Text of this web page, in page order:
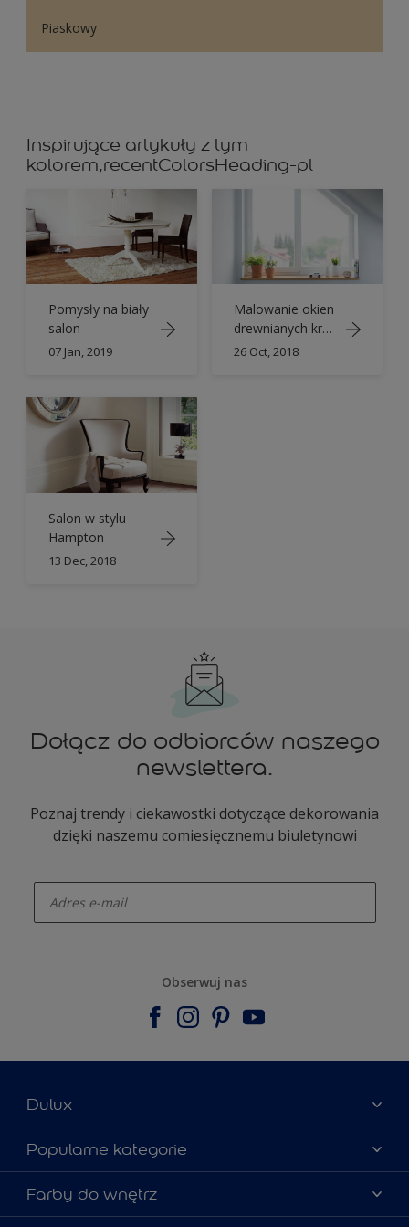
Piaskowy
Inspirujące artykuły z tym
kolorem,recentColorsHeading-pl
Pomysły na biały
salon
07 Jan, 2019
Malowanie okien
drewnianych krok
po kroku
26 Oct, 2018
Salon w stylu
Hampton
13 Dec, 2018
Dołącz do odbiorców naszego
newslettera.
Poznaj trendy i ciekawostki dotyczące dekorowania
dzięki naszemu comiesięcznemu biuletynowi
Obserwuj nas
Dulux
Materiały marketingowe
Mapa strony
Kontakt
Popularne kategorie
Kolory farb
Porady ekspertów
Farby do wnętrz